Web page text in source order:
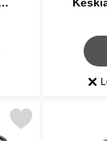
Assassination
Tuote.nro
,
Avainrengas
Merkitse